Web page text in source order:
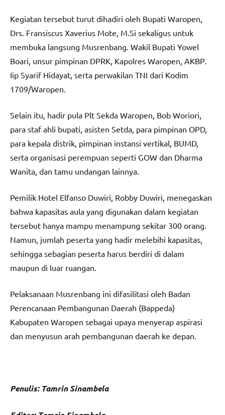
Kegiatan tersebut turut dihadiri oleh Bupati Waropen,
Drs. Fransiscus Xaverius Mote, M.Si sekaligus untuk
membuka langsung Musrenbang. Wakil Bupati Yowel
Boari, unsur pimpinan DPRK, Kapolres Waropen, AKBP.
Iip Syarif Hidayat, serta perwakilan TNI dari Kodim
1709/Waropen.
Selain itu, hadir pula Plt Sekda Waropen, Bob Woriori,
para staf ahli bupati, asisten Setda, para pimpinan OPD,
para kepala distrik, pimpinan instansi vertikal, BUMD,
serta organisasi perempuan seperti GOW dan Dharma
Wanita, dan tamu undangan lainnya.
Pemilik Hotel Elfanso Duwiri, Robby Duwiri, menegaskan
bahwa kapasitas aula yang digunakan dalam kegiatan
tersebut hanya mampu menampung sekitar 300 orang.
Namun, jumlah peserta yang hadir melebihi kapasitas,
sehingga sebagian peserta harus berdiri di dalam
maupun di luar ruangan.
Pelaksanaan Musrenbang ini difasilitasi oleh Badan
Perencanaan Pembangunan Daerah (Bappeda)
Kabupaten Waropen sebagai upaya menyerap aspirasi
dan menyusun arah pembangunan daerah ke depan.
Penulis: Tamrin Sinambela